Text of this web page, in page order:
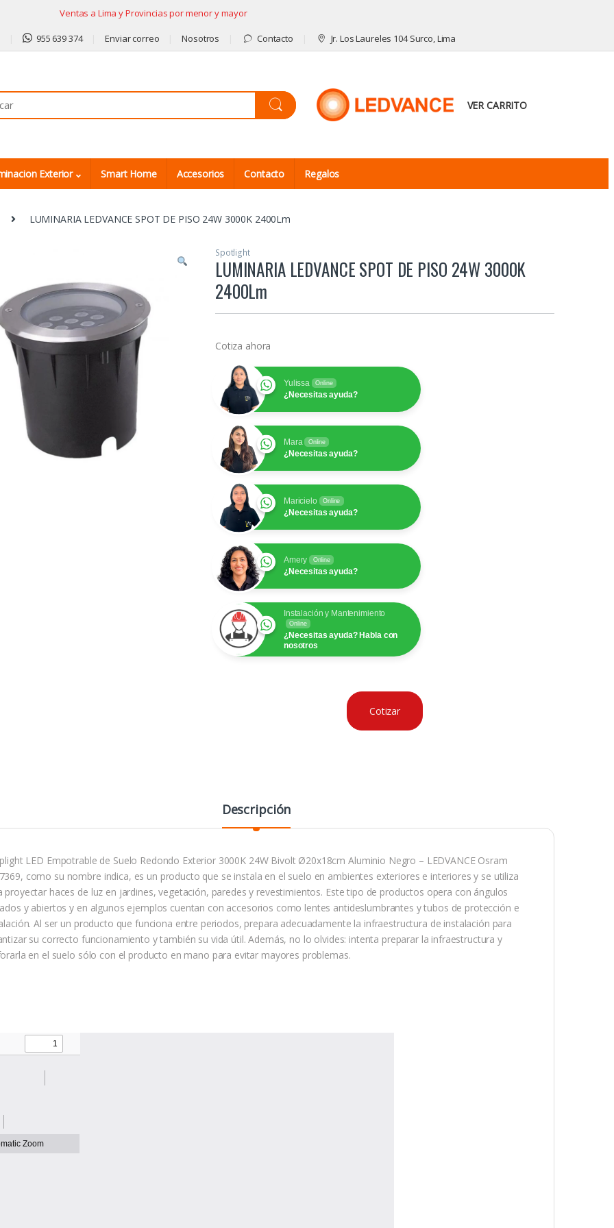
Ventas a Lima y Provincias por menor y mayor
955 639 374 Enviar correo Nosotros Contacto Jr. Los Laureles 104 Surco, Lima
VER CARRITO
Exterior Smart Home Accesorios Contacto Regalos
LUMINARIA LEDVANCE SPOT DE PISO 24W 3000K 2400Lm
Spotlight
LUMINARIA LEDVANCE SPOT DE PISO 24W 3000K
2400Lm
Cotiza ahora
Yulissa Online
¿Necesitas ayuda?
Mara Online
¿Necesitas ayuda?
Maricielo Online
¿Necesitas ayuda?
Amery Online
¿Necesitas ayuda?
Instalación y Mantenimiento
Online
¿Necesitas ayuda? Habla con
nosotros
Cotizar
Descripción
LED Empotrable de Suelo Redondo Exterior 3000K 24W Bivolt Ø20x18cm Aluminio Negro – LEDVANCE Osram
como su nombre indica, es un producto que se instala en el suelo en ambientes exteriores e interiores y se utiliza
proyectar haces de luz en jardines, vegetación, paredes y revestimientos. Este tipo de productos opera con ángulos
y abiertos y en algunos ejemplos cuentan con accesorios como lentes antideslumbrantes y tubos de protección e
Al ser un producto que funciona entre periodos, prepara adecuadamente la infraestructura de instalación para
su correcto funcionamiento y también su vida útil. Además, no lo olvides: intenta preparar la infraestructura y
en el suelo sólo con el producto en mano para evitar mayores problemas.